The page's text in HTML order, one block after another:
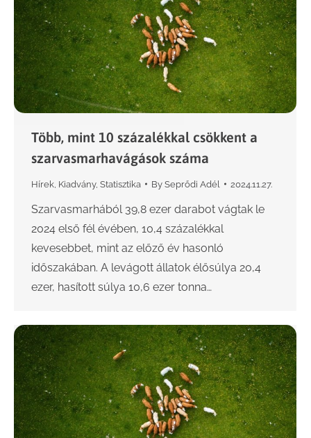
Több, mint 10 százalékkal csökkent a
szarvasmarhavágások száma
Hírek Kiadvány, Statisztika By Seprődi Adél 2024.11.27.
Szarvasmarhából 39,8 ezer darabot vágtak le
2024 első fél évében, 10,4 százalékkal
kevesebbet, mint az előző év hasonló
időszakában. A levágott állatok élősúlya 20,4
ezer, hasított súlya 10,6 ezer tonna…